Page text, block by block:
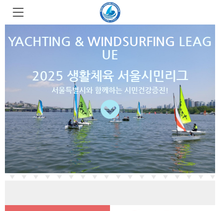
YACHTING & WINDSURFING LEAG
UE
2025 생활체육 서울시민리그
서울특별시와 함께하는 시민건강증진!